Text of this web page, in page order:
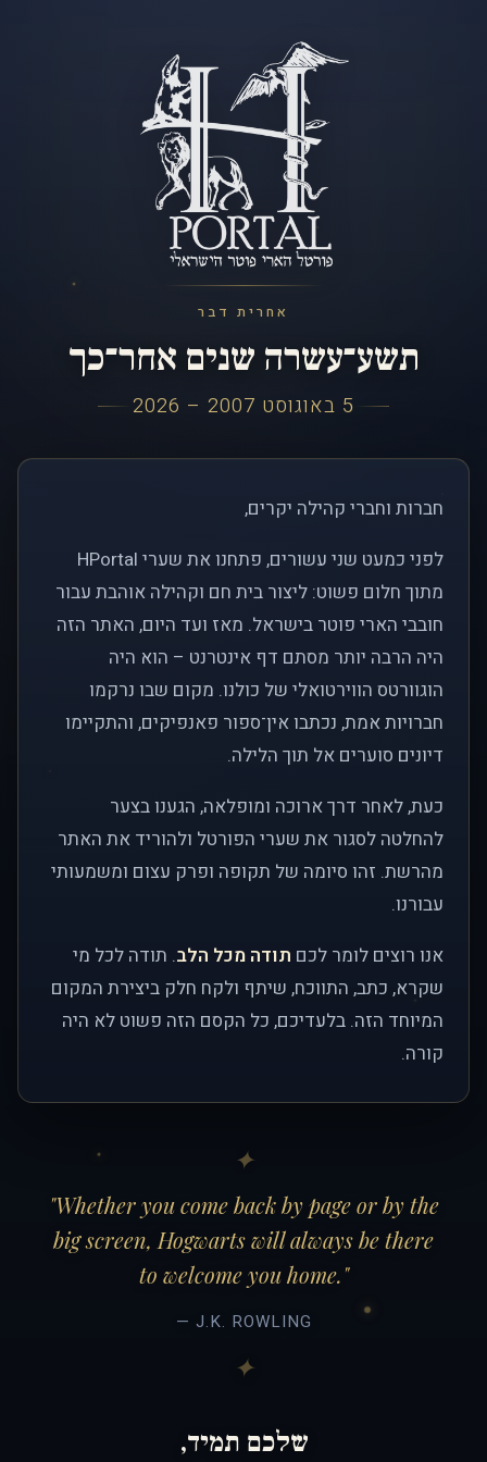
אחרית דבר
תשע־עשרה שנים אחר־כך
5 באוגוסט 2007 – 2026
חברות וחברי קהילה יקרים,
לפני כמעט שני עשורים, פתחנו את שערי HPortal
מתוך חלום פשוט: ליצור בית חם וקהילה אוהבת עבור
חובבי הארי פוטר בישראל. מאז ועד היום, האתר הזה
היה הרבה יותר מסתם דף אינטרנט – הוא היה
הוגוורטס הווירטואלי של כולנו. מקום שבו נרקמו
חברויות אמת, נכתבו אין־ספור פאנפיקים, והתקיימו
דיונים סוערים אל תוך הלילה.
כעת, לאחר דרך ארוכה ומופלאה, הגענו בצער
להחלטה לסגור את שערי הפורטל ולהוריד את האתר
מהרשת. זהו סיומה של תקופה ופרק עצום ומשמעותי
עבורנו.
אנו רוצים לומר לכם תודה מכל הלב. תודה לכל מי
שקרא, כתב, התווכח, שיתף ולקח חלק ביצירת המקום
המיוחד הזה. בלעדיכם, כל הקסם הזה פשוט לא היה
קורה.
"Whether you come back by page or by the
big screen, Hogwarts will always be there
to welcome you home."
— J.K. ROWLING
שלכם תמיד,